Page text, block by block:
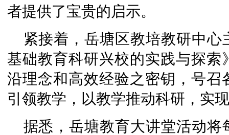
者提供了宝贵的启示。
紧接着，岳塘区教培教研中
基础教育科研兴校的实践与探
沿理念和高效经验之密钥，号
引领教学，以教学推动科研，实
据悉，岳塘教育大讲堂活动